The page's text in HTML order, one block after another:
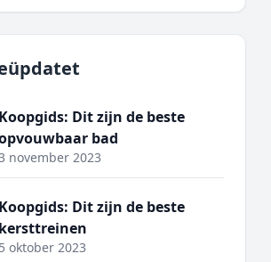
Koopgids: Dit zijn de beste
bad
november 2023
Koopgids: Dit zijn de beste
kersttreinen
5 oktober 2023